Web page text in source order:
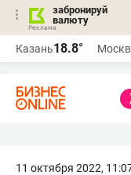
забронируй
валюту
Казань18.8°
11 октября 2022,